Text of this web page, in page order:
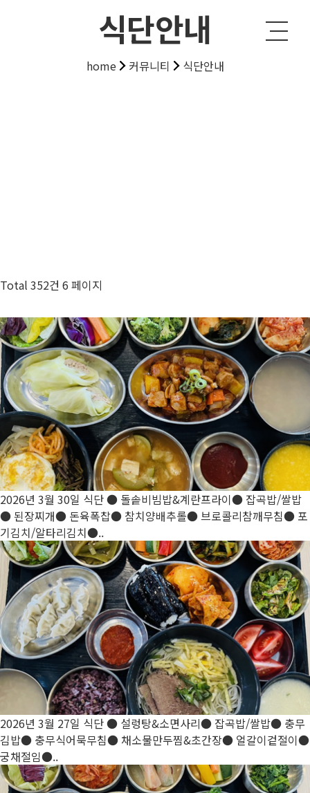
식단안내
home 커뮤니티 식단안내
Total 352건 6 페이지
2026년 3월 30일 식단● 돌솥비빔밥&계란프라이● 잡곡밥/쌀밥
● 된장찌개● 돈육폭찹● 참치양배추롤● 브로콜리참깨무침● 포
기김치/알타리김치●..
2026년 3월 27일 식단● 설렁탕&소면사리● 잡곡밥/쌀밥● 충무
김밥● 충무식어묵무침● 채소물만두찜&초간장● 얼갈이겉절이●
궁채절임●..